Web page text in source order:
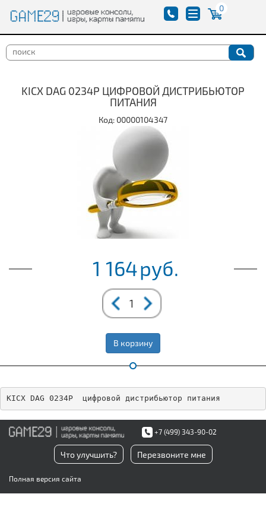
0
KICX DAG 0234P ЦИФРОВОЙ ДИСТРИБЬЮТОР
ПИТАНИЯ
Код: 00000104347
1 164руб.
В корзину
KICX DAG 0234P  цифровой дистрибьютор питания
+7 (499) 343-90-02
Что улучшить? Перезвоните мне
Полная версия сайта